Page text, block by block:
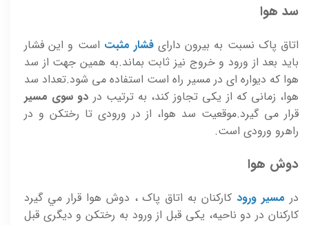
سد هوا
اتاق پاک نسبت به بيرون دارایفشار مثبت است و اين فشار
بايد بعد از ورود و خروج نيز ثابت بماند.به همين جهت از سد
هوا که ديواره ای در مسير راه است استفاده می شود.تعداد سد
هوا، زمانی که از يکی تجاوز کند، به ترتيب در دو سوی مسير
قرار می گيرد.موقعيت سد هوا، از در ورودی تا رختکن و در
راهرو ورودی است.
دوش هوا
در مسير ورود کارکنان به اتاق پاک ، دوش هوا قرار مي گيرد
کارکنان در دو ناحيه، يکی قبل از ورود به رختکن و ديگری قبل